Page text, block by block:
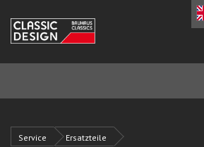
Service Ersatzteile